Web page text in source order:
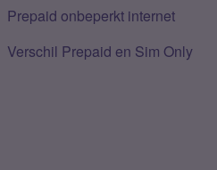
Prepaid onbeperkt internet
Verschil Prepaid en Sim Only